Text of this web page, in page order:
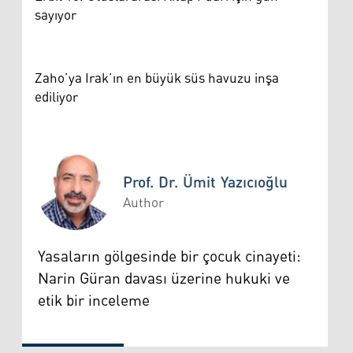
sayıyor
Zaho’ya Irak’ın en büyük süs havuzu inşa
ediliyor
Prof. Dr. Ümit Yazıcıoğlu
Prof. Dr. Ümit Yazıcıoğlu
Author
Yasaların gölgesinde bir çocuk cinayeti:
Narin Güran davası üzerine hukuki ve
etik bir inceleme